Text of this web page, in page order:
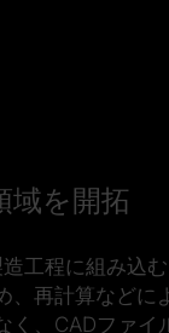
域を開拓
工程に組み込む
、再計算など
く 、CADファイ